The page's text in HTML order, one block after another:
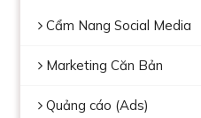
Cẩm Nang Social Media
Marketing Căn Bản
Quảng cáo (Ads)